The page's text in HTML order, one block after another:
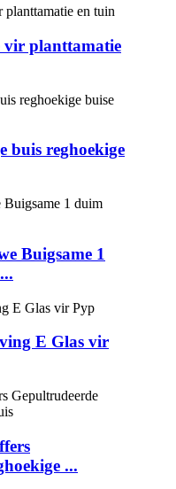
vir planttamatie
buis reghoekige
Buigsame 1
E Glas vir
...